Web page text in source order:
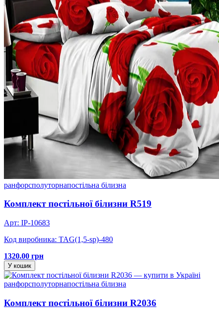
ранфорсполуторнапостільна білизна
Комплект постільної білизни R519
Арт: IP-10683
Код виробника: TAG(1,5-sp)-480
1320.00 грн
У кошик
ранфорсполуторнапостільна білизна
Комплект постільної білизни R2036